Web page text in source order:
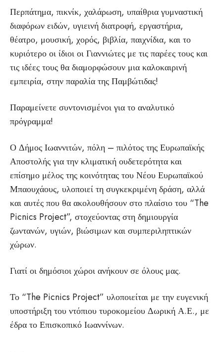
Περπάτημα, πικνίκ, χαλάρωση, υπαίθρια γυμναστική
διαφόρων ειδών, υγιεινή διατροφή, εργαστήρια,
θέατρο, μουσική, χορός, βιβλία, παιχνίδια, και το
κυριότερο οι ίδιοι οι Γιαννιώτες με τις παρέες τους και
τις ιδέες τους θα διαμορφώσουν μια καλοκαιρινή
εμπειρία, στην παραλία της Παμβώτιδας!
Παραμείνετε συντονισμένοι για το αναλυτικό
πρόγραμμα!
Ο Δήμος Ιωαννιτών, πόλη – πιλότος της Ευρωπαϊκής
Αποστολής για την κλιματική ουδετερότητα και
επίσημο μέλος της κοινότητας του Νέου Ευρωπαϊκού
Μπαουχάους, υλοποιεί τη συγκεκριμένη δράση, αλλά
και αυτές που θα ακολουθήσουν στο πλαίσιο του “The
Picnics Project”, στοχεύοντας στη δημιουργία
ζωντανών, υγιών, βιώσιμων και συμπεριληπτικών
χώρων.
Γιατί οι δημόσιοι χώροι ανήκουν σε όλους μας.
Το “The Picnics Project” υλοποιείται με την ευγενική
υποστήριξη του ντόπιου τυροκομείου Δωρική Α.Ε., με
έδρα το Επισκοπικό Ιωαννίνων.